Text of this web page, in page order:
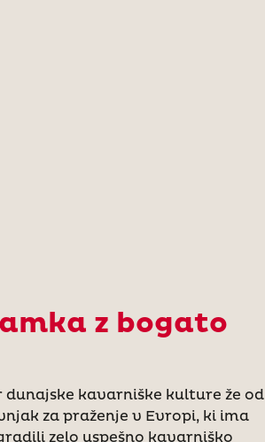
z bogato
kavarniške kulture že od
za praženje v Evropi, ki ima
zelo uspešno kavarniško